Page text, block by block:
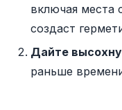
включая места
создаст
Дайте
раньше